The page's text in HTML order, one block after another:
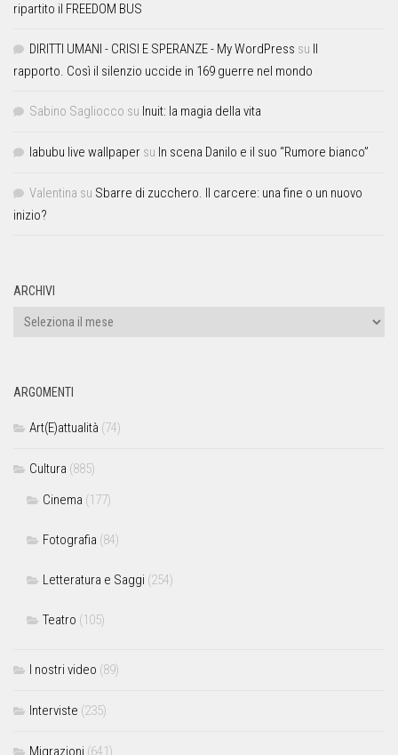
ripartito il FREEDOM BUS
DIRITTI UMANI - CRISI E SPERANZE - My WordPress su Il
rapporto. Così il silenzio uccide in 169 guerre nel mondo
Sabino Sagliocco su Inuit: la magia della vita
labubu live wallpaper su In scena Danilo e il suo “Rumore bianco”
Valentina su Sbarre di zucchero. Il carcere: una fine o un nuovo
inizio?
ARCHIVI
ARGOMENTI
Art(E)attualità (74)
Cultura (885)
Cinema (177)
Fotografia (84)
Letteratura e Saggi (254)
Teatro (105)
I nostri video (89)
Interviste (235)
Migrazioni (641)